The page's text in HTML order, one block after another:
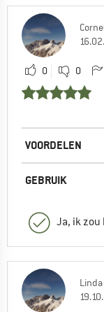
0 0
VOORDELEN
GEBRUIK
Ja, ik
Linda